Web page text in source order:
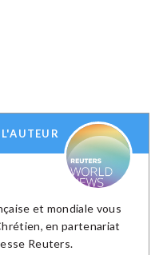
et mondiale vous
en partenariat
Reuters.